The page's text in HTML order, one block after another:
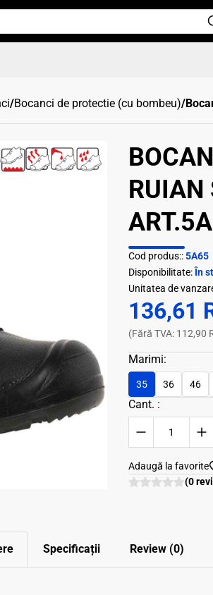
/Bocanci de protectie (cu bombeu)/
RUIAN
Cod produs::5A65
Disponibilitate: În
Unitatea de
136,61
(Fără TVA: 112,90
Marimi:
35 36 46
Cant. :
Adaugă la favorite
(0
Specificații Review (0)